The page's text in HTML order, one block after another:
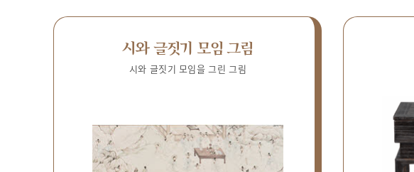
시와 글짓기 모임 그림
시와 글짓기 모임을 그린 그림